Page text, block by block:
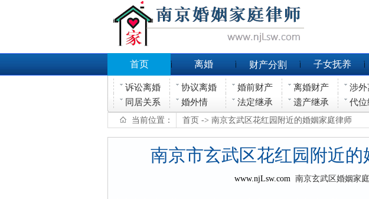
首页 离婚 财产分割 子女抚养
诉讼离婚 协议离婚 婚前财产 离婚财产 涉外
同居关系
婚外情 法定继承 遗产继承 代位
当前位置： 首页 -> 南京玄武区花红园附近的婚姻家庭律师
南京市玄武区花红园附近的
www.njLsw.com 南京玄武区婚姻家